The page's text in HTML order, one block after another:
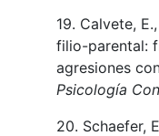
19. Calvete,
filio-parental:
agresiones
Psicología
20. Schaefer,